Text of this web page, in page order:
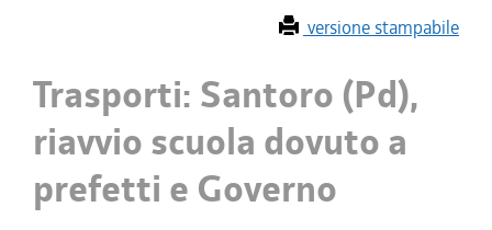
versione stampabile
Trasporti: Santoro (Pd),
riavvio scuola dovuto a
prefetti e Governo